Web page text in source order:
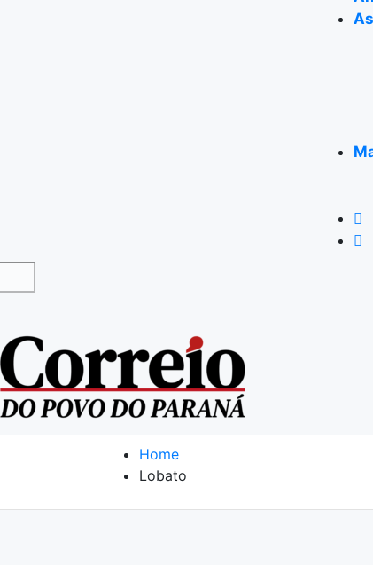
Home
Lobato